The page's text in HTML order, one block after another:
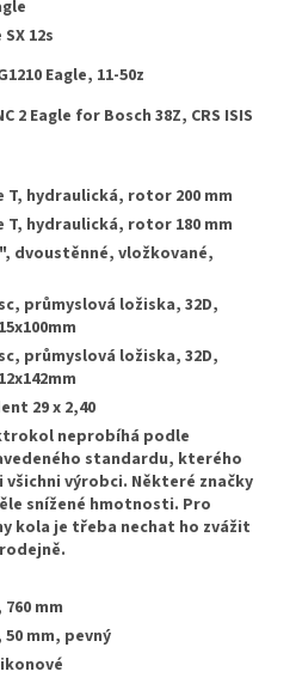
12s
Eagle, 11-50z
2 Eagle for Bosch 38Z, CRS ISIS
T, hydraulická, rotor 200 mm
T, hydraulická, rotor 180 mm
dvoustěnné, vložkované,
průmyslová ložiska, 32D,
průmyslová ložiska, 32D,
29 x 2,40
neprobíhá podle
standardu, kterého
všichni výrobci. Některé značky
snížené hmotnosti. Pro
kola je třeba nechat ho zvážit
760 mm
50 mm, pevný